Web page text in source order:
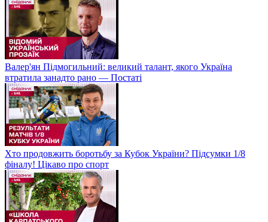
Валер'ян Підмогильний: великий талант, якого Україна
втратила занадто рано — Постаті
Хто продовжить боротьбу за Кубок України? Підсумки 1/8
фіналу! Цікаво про спорт